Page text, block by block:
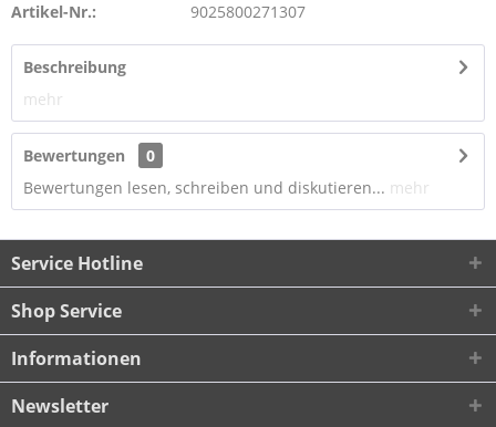
Artikel-Nr.: 9025800271307
Beschreibung
mehr
Bewertungen
0
Bewertungen lesen, schreiben und diskutieren... mehr
Service Hotline
Shop Service
Informationen
Newsletter